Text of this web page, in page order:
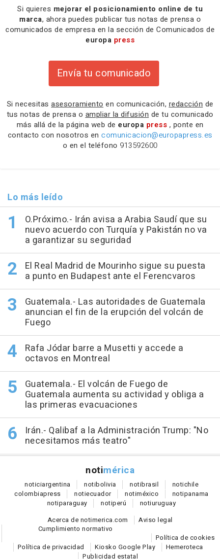
Si quieres mejorar el posicionamiento online de tu
marca, ahora puedes publicar tus notas de prensa o
comunicados de empresa en la sección de Comunicados de
europa press
Envía tu comunicado
Si necesitas asesoramiento en comunicación, redacción de
tus notas de prensa o ampliar la difusión de tu comunicado
más allá de la página web de europa press , ponte en
contacto con nosotros en comunicacion@europapress.es
o en el teléfono 913592600
Lo más leído
O.Próximo.- Irán avisa a Arabia Saudí que su
nuevo acuerdo con Turquía y Pakistán no va
a garantizar su seguridad
El Real Madrid de Mourinho sigue su puesta
a punto en Budapest ante el Ferencvaros
Guatemala.- Las autoridades de Guatemala
anuncian el fin de la erupción del volcán de
Fuego
Rafa Jódar barre a Musetti y accede a
octavos en Montreal
Guatemala.- El volcán de Fuego de
Guatemala aumenta su actividad y obliga a
las primeras evacuaciones
Irán.- Qalibaf a la Administración Trump: "No
necesitamos más teatro"
notimérica
noticiargentina notibolivia notibrasil notichile
colombiapress notiecuador notiméxico notipanama
notiparaguay notiperú notiuruguay
Acerca de notimerica.com
Aviso legal
Cumplimiento normativo
Política de cookies
Política de privacidad
Kiosko Google Play
Hemeroteca
Publicidad estatal